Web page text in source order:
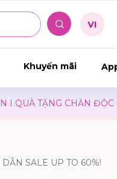
Khuyến mãi
QUYỀN SĂN SALE
SALE UP TO 60%!